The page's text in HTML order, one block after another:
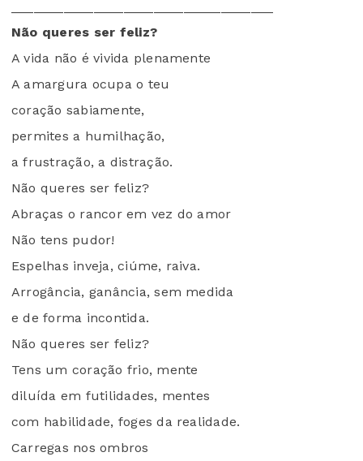
Não queres ser feliz?
A vida não é vivida plenamente
A amargura ocupa o teu
coração sabiamente,
permites a humilhação,
a frustração, a distração.
Não queres ser feliz?
Abraças o rancor em vez do amor
Não tens pudor!
Espelhas inveja, ciúme, raiva.
Arrogância, ganância, sem medida
e de forma incontida.
Não queres ser feliz?
Tens um coração frio, mente
diluída em futilidades, mentes
com habilidade, foges da realidade.
Carregas nos ombros